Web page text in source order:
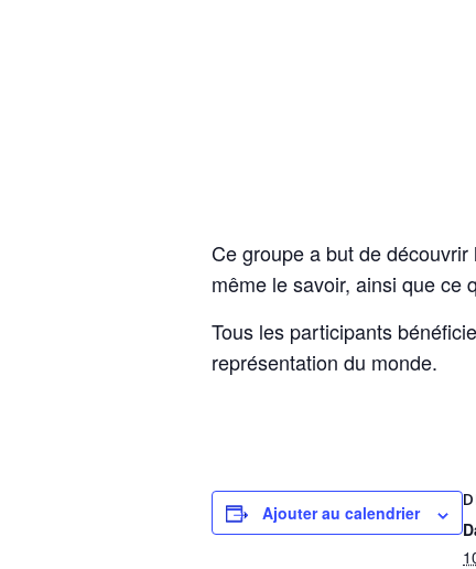
Ce groupe a but de découvrir
même le savoir, ainsi que ce
Tous les participants
représentation du monde.
Ajouter au calendrier